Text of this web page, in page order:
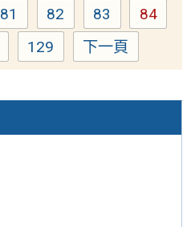
Page
81 Page
82 Page
83 Page
84
Page
129 下一頁